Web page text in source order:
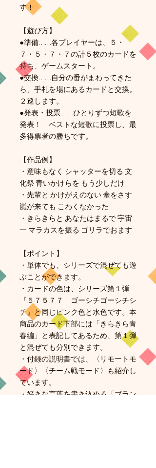
す！
【遊び方】
●準備……各プレイヤーは、５・
７・５・７・７の計５枚のカードを
持ち、ゲームスタート。
●交換……自分の番がまわってきた
ら、手札を場にあるカードと交換。
２巡します。
●発表・投票……ひとりずつ短歌を
発表！ ベストな短歌に投票し、最
多得票者の勝ちです。
【作品例】
・意味もなく シャッターを切る 文
化祭 青いかけらを もう少しだけ
・先輩と かけがえのない 傘をさす
嵐が来ても こわくなかった
・きらきらと あなたはまるで 宇宙
一 マラカスを振る ゴリラでおます
【ポイント】
・単体でも、シリーズで混ぜても遊
ぶことができます。
・カードの色は、シリーズ第１弾
『５７５７７ ゴーシチゴーシチシ
チ』と同じピンク色と水色です。本
商品のカード下部には「きらきら青
春編」と表記してあるため、第１弾
と混ぜても分別できます。
・付録の説明書では、〈リモートモ
ード〉〈チーム戦モード〉も紹介し
ています。
・好きな言葉を書き込める「ブラン